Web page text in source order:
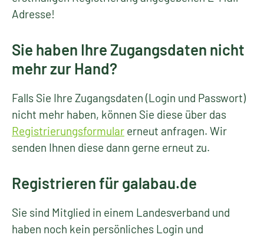
Adresse!
Sie haben Ihre Zugangsdaten nicht
mehr zur Hand?
Falls Sie Ihre Zugangsdaten (Login und Passwort)
nicht mehr haben, können Sie diese über das
Registrierungsformular erneut anfragen. Wir
senden Ihnen diese dann gerne erneut zu.
Registrieren für galabau.de
Sie sind Mitglied in einem Landesverband und
haben noch kein persönliches Login und